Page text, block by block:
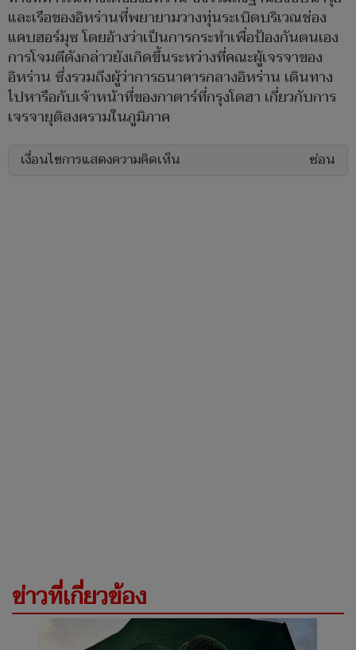
และเรือของอิหร่านที่พยายามวางทุ่นระเบิดบริเวณช่อง
แคบฮอร์มุซ โดยอ้างว่าเป็นการกระทำเพื่อป้องกันตนเอง
การโจมตีดังกล่าวยังเกิดขึ้นระหว่างที่คณะผู้เจรจาของ
อิหร่าน ซึ่งรวมถึงผู้ว่าการธนาคารกลางอิหร่าน เดินทาง
ไปหารือกับเจ้าหน้าที่ของกาตาร์ที่กรุงโดฮา เกี่ยวกับการ
เจรจายุติสงครามในภูมิภาค
เงื่อนไขการแสดงความคิดเห็น ซ่อน
ข่าวที่เกี่ยวข้อง